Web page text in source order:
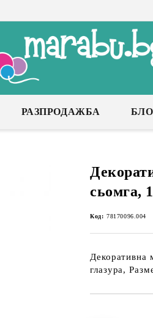
РАЗПРОДАЖБА
сьомга,
Код: 78170096.004
Декоративна
глазура,